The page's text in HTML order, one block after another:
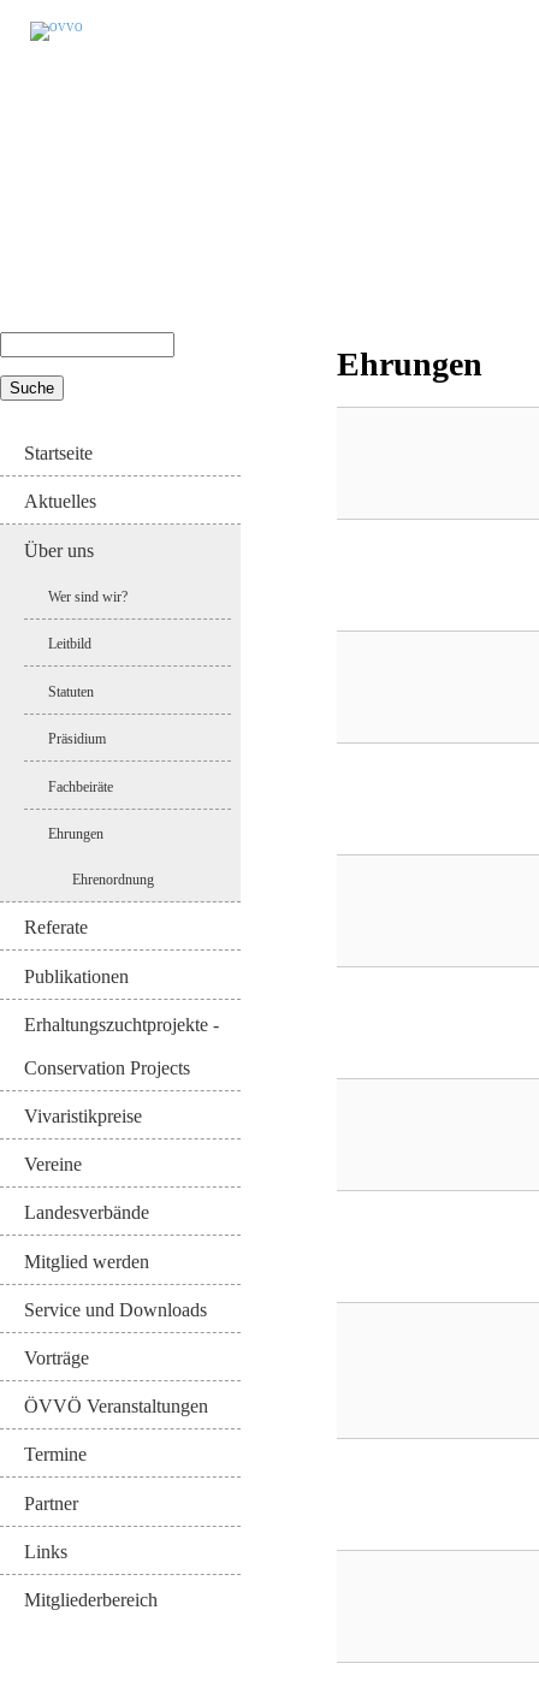
Suchformular
Startseite
Aktuelles
Über uns
Wer sind wir?
Leitbild
Statuten
Präsidium
Fachbeiräte
Ehrungen
Ehrenordnung
Referate
Publikationen
Erhaltungszuchtprojekte -
Conservation Projects
Vivaristikpreise
Vereine
Landesverbände
Mitglied werden
Service und Downloads
Vorträge
ÖVVÖ Veranstaltungen
Termine
Partner
Links
Mitgliederbereich
Ehrungen